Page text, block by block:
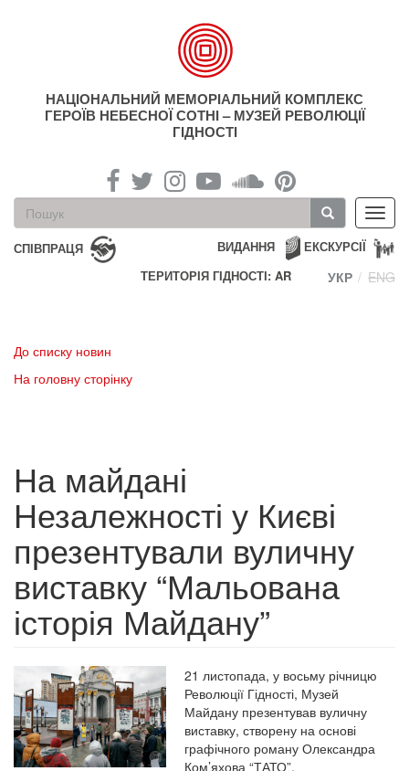
НАЦІОНАЛЬНИЙ МЕМОРІАЛЬНИЙ КОМПЛЕКС
ГЕРОЇВ НЕБЕСНОЇ СОТНІ – МУЗЕЙ РЕВОЛЮЦІЇ
ГІДНОСТІ
Пошукова
форма
Пошук
СПІВПРАЦЯ ЕКСКУРСІЇ
ВИДАННЯ
ТЕРИТОРІЯ ГІДНОСТІ: AR
УКР ENG
До списку новин
На головну сторінку
На майдані
Незалежності у Києві
презентували вуличну
виставку “Мальована
історія Майдану”
21 листопада, у восьму річницю
Революції Гідності, Музей
Майдану презентував вуличну
виставку, створену на основі
графічного роману Олександра
Ком’яхова “ТАТО”.